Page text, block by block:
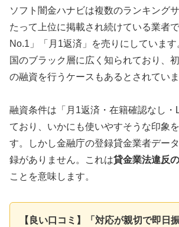
ソフト闇金ハナビは複数のランキング
たって上位に掲載され続けている業者
No.1」「月1返済」を売りにしていま
国のブラック層に広く知られており、
の融資を行うケースもあるとされていま
融資条件は「月1返済・在籍確認なし・
ており、いかにも使いやすそうな印象
す。しかし金融庁の登録貸金業者デー
録がありません。これは貸金業法違反
ことを意味します。
【良い口コミ】「対応が親切で即日